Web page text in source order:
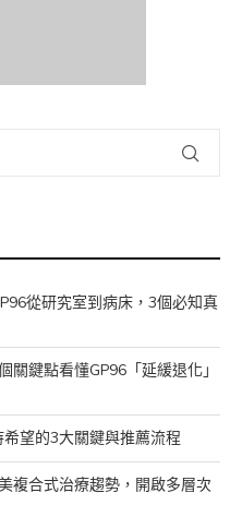
從研究室到病床，3個必知真
鍵點看懂GP96「延緩退化」
望的3大關鍵與推薦流程
複合式治療趨勢，開啟多層次